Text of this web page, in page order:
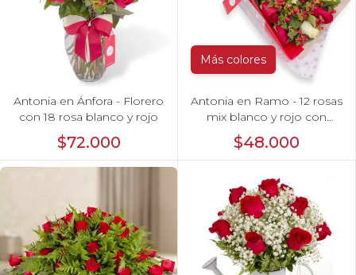
Antonia en Ánfora - Florero
con 18 rosa blanco y rojo
$72.000
Más colores
Antonia en Ramo - 12 rosas
mix blanco y rojo con
hypericum
$48.000